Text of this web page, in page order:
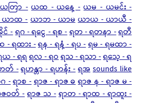
တြာ - ယထ - ယနေ့ - ယမ - ယမင်း -
ာထ - ယာဘ - ယာမ ယာယ - ယာယီ -
င် -ရဂ - ရငွေ - ရစ -ရတ - ရတနာ -ရတီ
- ရထား -ရန - ရနံ့ - ရပ -ရမ - ရမထာ -
ယ - ရရ ရလ - ရဝရသ - ရသာ -ရသေ့ - ရ
တ် -ရဟန္တာ - ရဟန်း -ရအsounds like
-ရာစ -ရာဇ - ရာဇ ဓရာဇ န - ရာဇ မ -
ဇဝတ် -ရာဇ သ -ရာတ - ရာထ - ရာထူး -